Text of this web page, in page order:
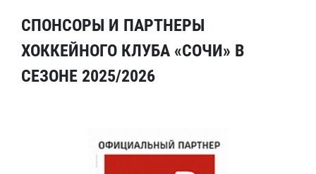
СПОНСОРЫ И ПАРТНЕРЫ
ХОККЕЙНОГО КЛУБА «СОЧИ» В
СЕЗОНЕ 2025/2026